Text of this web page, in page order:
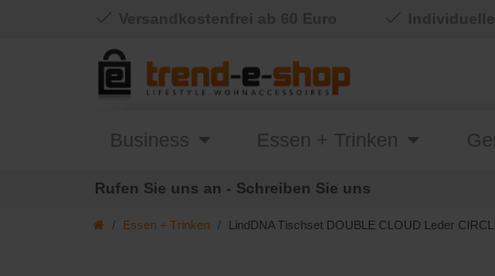
Essen + Trinken LindDNA Tischset DOUBLE CLOUD Leder
Business Essen + Trinken
Rufen Sie uns an - Schreiben Sie uns